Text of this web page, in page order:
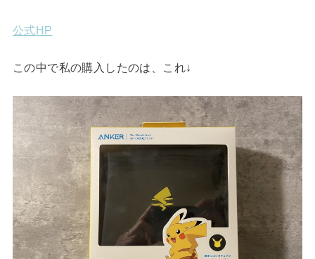
公式HP
この中で私の購入したのは、これ↓